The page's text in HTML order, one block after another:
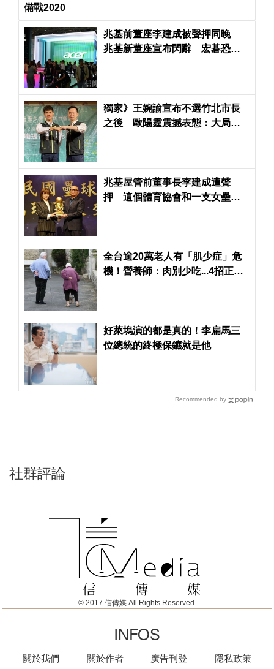
備戰2020
兆基前董座李建成被聲押同晚
兆基新董座宣布閃辭 宏碁恐得
獨家》王婉諭宣布不選竹北市長
之後 歐陽霆震撼表態：大局優
兆基屋管前董事長李建成遭聲
押 這個體育協會和一支女壘隊
全台逾20萬老人有「肌少症」危
機！營養師：肉別少吃...4招正確
好萊塢演的都是真的！李扁馬三
位總統的終極保鑣就是他
Recommended by
社群評論
© 2017 信傳媒 All Rights Reserved.
INFOS
關於我們 關於作者 廣告刊登 隱私政策